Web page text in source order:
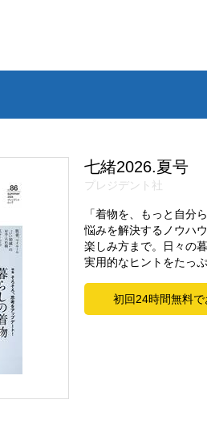
七緒2026.夏号
プレジデント社
「着物を、もっと自分
悩みを解決するノウハ
楽しみ方まで。日々の
実用的なヒントをたっぷ
初回24時間無料で